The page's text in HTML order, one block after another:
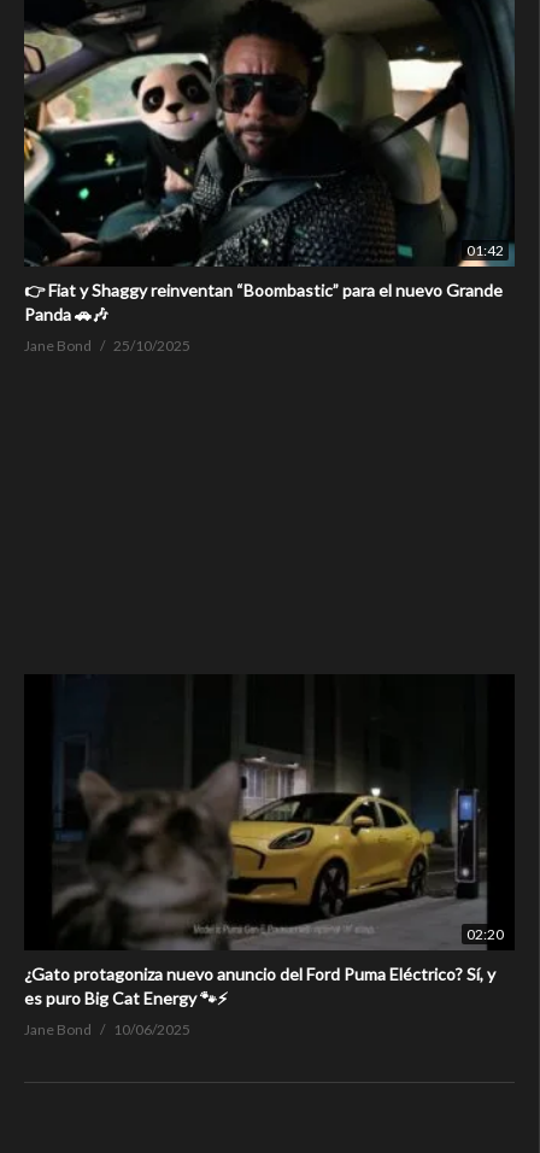
01:42
👉 Fiat y Shaggy reinventan “Boombastic” para el nuevo Grande
Panda 🚗🎶
Jane Bond 25/10/2025
02:20
¿Gato protagoniza nuevo anuncio del Ford Puma Eléctrico? Sí, y
es puro Big Cat Energy 🐾⚡
Jane Bond 10/06/2025